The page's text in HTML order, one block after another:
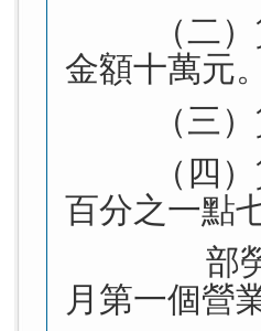
（二
金額十萬元
（三
（四
百分之一點
部
月第一個營